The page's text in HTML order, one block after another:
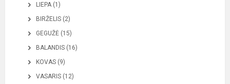
LIEPA (1)
BIRŽELIS (2)
GEGUŽĖ (15)
BALANDIS (16)
KOVAS (9)
VASARIS (12)